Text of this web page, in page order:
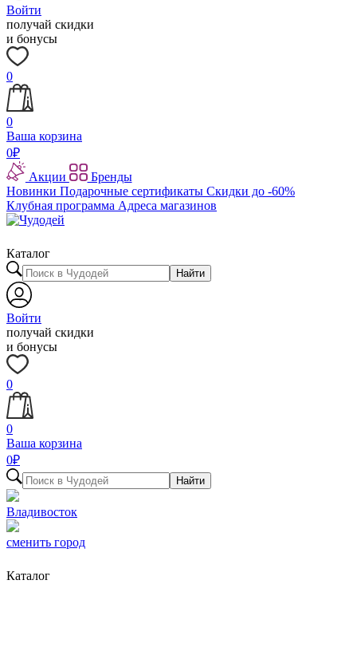
Войти
получай скидки
и бонусы
0
0
Ваша корзина
0₽
Акции
Бренды
Новинки Подарочные сертификаты Скидки до -60%
Клубная программа Адреса магазинов
Каталог
Найти
Войти
получай скидки
и бонусы
0
0
Ваша корзина
0₽
Найти
Владивосток
сменить город
Каталог